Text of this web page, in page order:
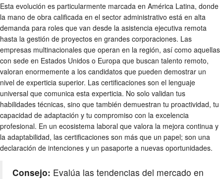
Esta evolución es particularmente marcada en América Latina, donde
la mano de obra calificada en el sector administrativo está en alta
demanda para roles que van desde la asistencia ejecutiva remota
hasta la gestión de proyectos en grandes corporaciones. Las
empresas multinacionales que operan en la región, así como aquellas
con sede en Estados Unidos o Europa que buscan talento remoto,
valoran enormemente a los candidatos que pueden demostrar un
nivel de experticia superior. Las certificaciones son el lenguaje
universal que comunica esta experticia. No solo validan tus
habilidades técnicas, sino que también demuestran tu proactividad, tu
capacidad de adaptación y tu compromiso con la excelencia
profesional. En un ecosistema laboral que valora la mejora continua y
la adaptabilidad, las certificaciones son más que un papel; son una
declaración de intenciones y un pasaporte a nuevas oportunidades.
Consejo: Evalúa las tendencias del mercado en